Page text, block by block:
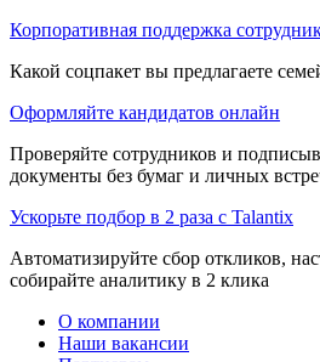
Корпоративная поддержка
Какой соцпакет вы предлагаете
Оформляйте кандидатов онлайн
Проверяйте сотрудников и
документы без бумаг и личных
Ускорьте подбор в 2 раза с Talantix
Автоматизируйте сбор откликов,
собирайте аналитику в 2 клика
О компании
Наши вакансии